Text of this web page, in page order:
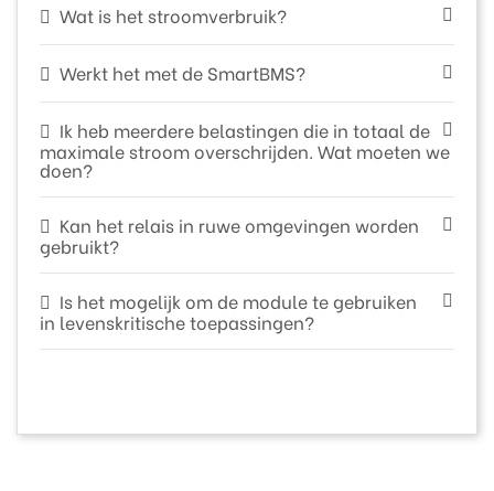
Wat is het stroomverbruik?
Werkt het met de SmartBMS?
Ik heb meerdere belastingen die in totaal de
maximale stroom overschrijden. Wat moeten we
doen?
Kan het relais in ruwe omgevingen worden
gebruikt?
Is het mogelijk om de module te gebruiken
in levenskritische toepassingen?